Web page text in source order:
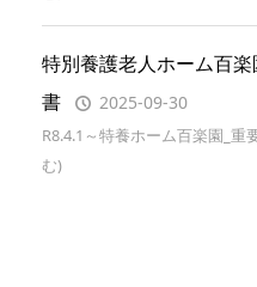
特別養護老人ホーム百
書
2025-09-30
R8.4.1～特養ホーム百楽園_重
む)